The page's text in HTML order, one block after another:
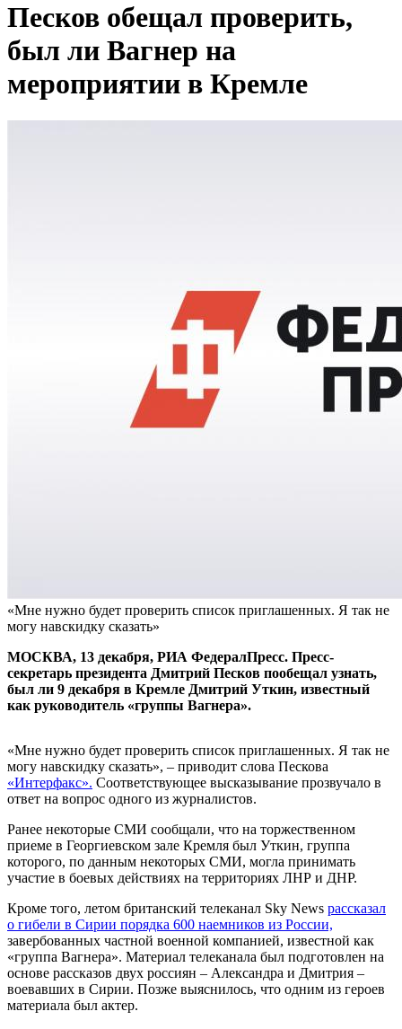
Песков обещал проверить,
был ли Вагнер на
мероприятии в Кремле
«Мне нужно будет проверить список приглашенных. Я так не
могу навскидку сказать»
МОСКВА, 13 декабря, РИА ФедералПресс. Пресс-
секретарь президента Дмитрий Песков пообещал узнать,
был ли 9 декабря в Кремле Дмитрий Уткин, известный
как руководитель «группы Вагнера».
«Мне нужно будет проверить список приглашенных. Я так не
могу навскидку сказать», – приводит слова Пескова
«Интерфакс». Соответствующее высказывание прозвучало в
ответ на вопрос одного из журналистов.
Ранее некоторые СМИ сообщали, что на торжественном
приеме в Георгиевском зале Кремля был Уткин, группа
которого, по данным некоторых СМИ, могла принимать
участие в боевых действиях на территориях ЛНР и ДНР.
Кроме того, летом британский телеканал Sky News рассказал
о гибели в Сирии порядка 600 наемников из России,
завербованных частной военной компанией, известной как
«группа Вагнера». Материал телеканала был подготовлен на
основе рассказов двух россиян – Александра и Дмитрия –
воевавших в Сирии. Позже выяснилось, что одним из героев
материала был актер.